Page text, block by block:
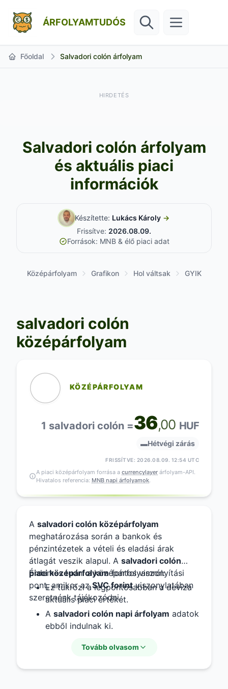
ÁRFOLYAMTUDÓS
Főoldal Salvadori colón árfolyam
HIRDETÉS
Salvadori colón árfolyam
és aktuális piaci
információk
Készítette: Lukács Károly →
Frissítve: 2026.08.09.
Források: MNB & élő piaci adat
Középárfolyam Grafikon Hol váltsak GYIK
salvadori colón
középárfolyam
KÖZÉPÁRFOLYAM
1 salvadori colón =36,00 HUF
▬Hétvégi zárás
FRISSÍTVE: 2026.08.09. 12:54 UTC
A piaci középárfolyam forrása a currencylayer árfolyam-API.
Hivatalos referencia: MNB napi árfolyamok.
A salvadori colón középárfolyam
meghatározása során a bankok és
pénzintézetek a vételi és eladási árak
átlagát veszik alapul. A salvadori colón
piaci középárfolyamfontos viszonyítási
pont, amikor azSVC forintviszonylatában
szeretnénk tájékozódni.
Érdemes tudni a középárfolyamról:
Ez tükrözi a legpontosabban a deviza
aktuális piaci értékét.
A salvadori colón napi árfolyam adatok
ebből indulnak ki.
kifejezett értékének
Tovább olvasom